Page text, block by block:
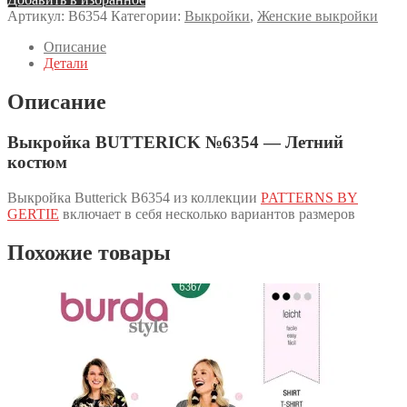
Артикул: B6354 Категории: Выкройки, Женские выкройки
Описание
Детали
Описание
Выкройка BUTTERICK №6354 — Летний
костюм
Выкройка Butterick B6354 из коллекции PATTERNS BY
GERTIE включает в себя несколько вариантов размеров
Похожие товары